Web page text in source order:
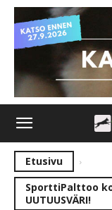
Etusivu
SporttiPalttoo
UUTUUSVÄRI!